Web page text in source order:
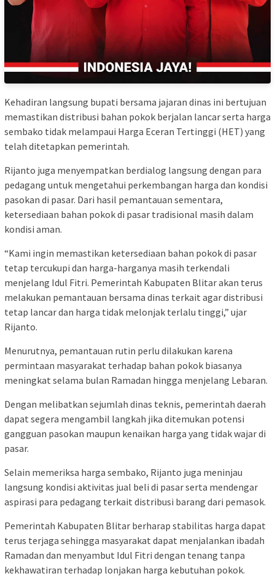
Kehadiran langsung bupati bersama jajaran dinas ini bertujuan
memastikan distribusi bahan pokok berjalan lancar serta harga
sembako tidak melampaui Harga Eceran Tertinggi (HET) yang
telah ditetapkan pemerintah.
Rijanto juga menyempatkan berdialog langsung dengan para
pedagang untuk mengetahui perkembangan harga dan kondisi
pasokan di pasar. Dari hasil pemantauan sementara,
ketersediaan bahan pokok di pasar tradisional masih dalam
kondisi aman.
“Kami ingin memastikan ketersediaan bahan pokok di pasar
tetap tercukupi dan harga-harganya masih terkendali
menjelang Idul Fitri. Pemerintah Kabupaten Blitar akan terus
melakukan pemantauan bersama dinas terkait agar distribusi
tetap lancar dan harga tidak melonjak terlalu tinggi,” ujar
Rijanto.
Menurutnya, pemantauan rutin perlu dilakukan karena
permintaan masyarakat terhadap bahan pokok biasanya
meningkat selama bulan Ramadan hingga menjelang Lebaran.
Dengan melibatkan sejumlah dinas teknis, pemerintah daerah
dapat segera mengambil langkah jika ditemukan potensi
gangguan pasokan maupun kenaikan harga yang tidak wajar di
pasar.
Selain memeriksa harga sembako, Rijanto juga meninjau
langsung kondisi aktivitas jual beli di pasar serta mendengar
aspirasi para pedagang terkait distribusi barang dari pemasok.
Pemerintah Kabupaten Blitar berharap stabilitas harga dapat
terus terjaga sehingga masyarakat dapat menjalankan ibadah
Ramadan dan menyambut Idul Fitri dengan tenang tanpa
kekhawatiran terhadap lonjakan harga kebutuhan pokok.